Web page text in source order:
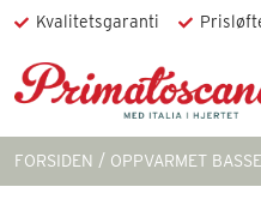
Kvalitetsgaranti
FORSIDEN OPPVARMET